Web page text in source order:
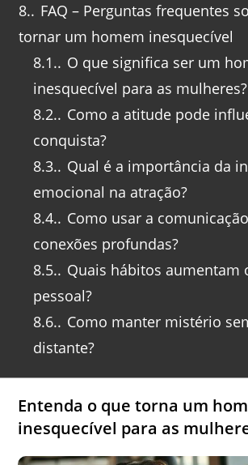
8. FAQ – Perguntas frequentes
tornar um homem inesquecível
8.1. O que significa ser um
inesquecível para as mulheres?
8.2. Como a atitude pode
conquista?
8.3. Qual é a importância da
emocional na atração?
8.4. Como usar a
conexões profundas?
8.5. Quais hábitos aumentam
pessoal?
8.6. Como manter mistério
distante?
Entenda o que torna um
inesquecível para as